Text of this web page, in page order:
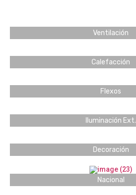
Ventilación
Calefacción
Flexos
Iluminación Ext.
Decoración
Nacional